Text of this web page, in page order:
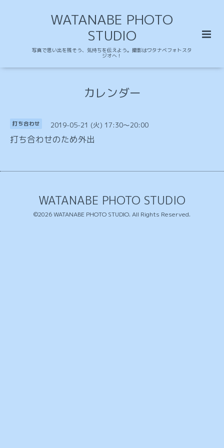
WATANABE PHOTO
STUDIO
写真で思い出を残そう、気持ちを伝えよう。撮影はワタナベフォトスタ
ジオへ！
カレンダー
打ち合わせ 2019-05-21 (火) 17:30～20:00
打ち合わせのため外出
WATANABE PHOTO STUDIO
©2026WATANABE PHOTO STUDIO. All Rights Reserved.